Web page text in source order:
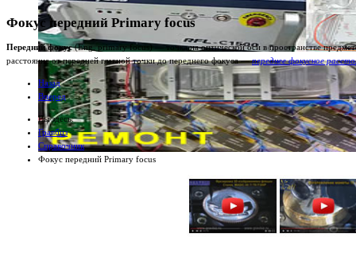
Фокус передний Primary focus
Передний фокус(Eng. primary focus) — точка на оптической оси в пространстве
расстояние от передней главной точки до переднего фокуса —переднее фокусное
Назад
Вперед
Вы здесь:
Гравбиз
Справочник
Фокус передний Primary focus